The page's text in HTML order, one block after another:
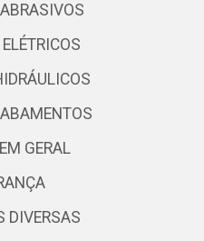
GERAL
DIVERSAS